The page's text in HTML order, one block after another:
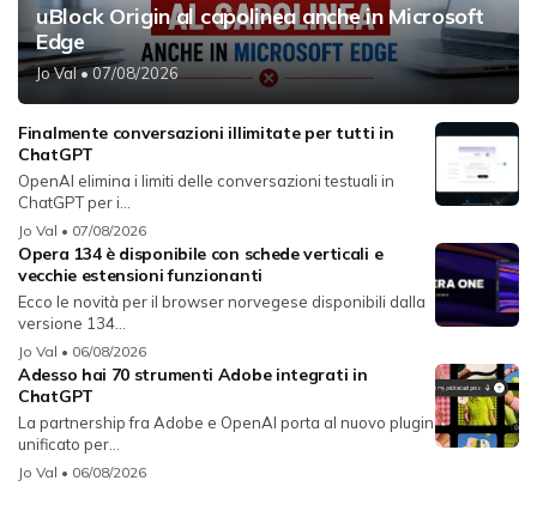
uBlock Origin al capolinea anche in Microsoft
Edge
Jo Val• 07/08/2026
Finalmente conversazioni illimitate per tutti in
ChatGPT
OpenAI elimina i limiti delle conversazioni testuali in
ChatGPT per i...
Jo Val • 07/08/2026
Opera 134 è disponibile con schede verticali e
vecchie estensioni funzionanti
Ecco le novità per il browser norvegese disponibili dalla
versione 134...
Jo Val • 06/08/2026
Adesso hai 70 strumenti Adobe integrati in
ChatGPT
La partnership fra Adobe e OpenAI porta al nuovo plugin
unificato per...
Jo Val • 06/08/2026